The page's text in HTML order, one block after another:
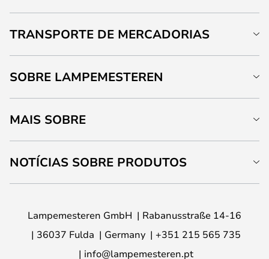
TRANSPORTE DE MERCADORIAS
SOBRE LAMPEMESTEREN
MAIS SOBRE
NOTÍCIAS SOBRE PRODUTOS
Lampemesteren GmbH
Rabanusstraße 14-16
36037 Fulda
Germany
+351 215 565 735
info@lampemesteren.pt